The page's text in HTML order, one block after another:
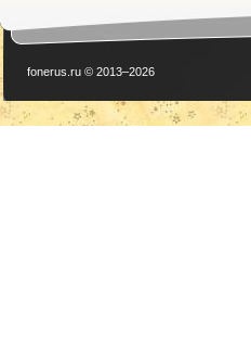
fonerus.ru © 2013–2026